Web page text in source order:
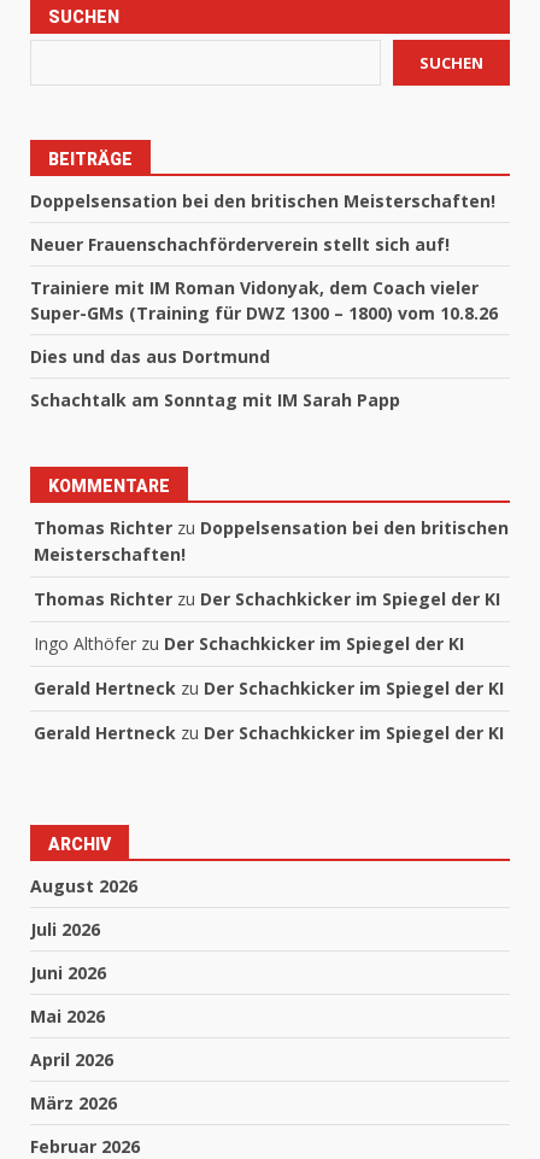
SUCHEN
SUCHEN
BEITRÄGE
Doppelsensation bei den britischen Meisterschaften!
Neuer Frauenschachförderverein stellt sich auf!
Trainiere mit IM Roman Vidonyak, dem Coach vieler
Super-GMs (Training für DWZ 1300 – 1800) vom 10.8.26
Dies und das aus Dortmund
Schachtalk am Sonntag mit IM Sarah Papp
KOMMENTARE
Thomas Richter zu Doppelsensation bei den britischen
Meisterschaften!
Thomas Richter zu Der Schachkicker im Spiegel der KI
Ingo Althöfer zu Der Schachkicker im Spiegel der KI
Gerald Hertneck zu Der Schachkicker im Spiegel der KI
Gerald Hertneck zu Der Schachkicker im Spiegel der KI
ARCHIV
August 2026
Juli 2026
Juni 2026
Mai 2026
April 2026
März 2026
Februar 2026